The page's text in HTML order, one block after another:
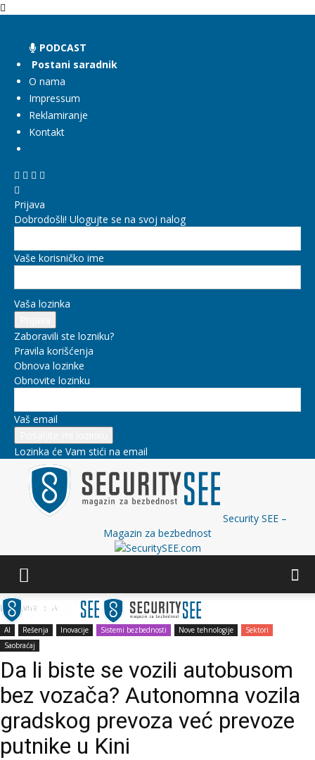
PODCAST
Postani saradnik
O nama
Impressum
Reklamiranje
Kontakt
Prijava
Dobrodošli! Ulogujte se na svoj nalog
Vaše korisničko ime
Vaša lozinka
Zaboravili ste lozniku?
Pravila korišćenja
Obnova lozinke
Obnovite lozinku
Vaš email
Lozinka će Vam stići na email
Security SEE –
Magazin za bezbednost
Naslovna AI
AI Rešenja Inovacije Sistemi bezbednosti Nove tehnologije
Sektori
Saobraćaj
Da li biste se vozili autobusom
bez vozača? Autonomna vozila
gradskog prevoza već prevoze
putnike u Kini